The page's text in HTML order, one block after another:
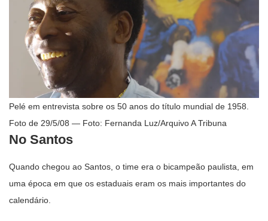
Pelé em entrevista sobre os 50 anos do título mundial de 1958.
Foto de 29/5/08 — Foto: Fernanda Luz/Arquivo A Tribuna
No Santos
Quando chegou ao Santos, o time era o bicampeão paulista, em
uma época em que os estaduais eram os mais importantes do
calendário.